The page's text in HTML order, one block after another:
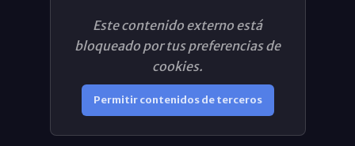
Este contenido externo está
bloqueado por tus preferencias de
cookies.
Permitir contenidos de terceros